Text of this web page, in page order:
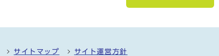
サイトマップ サイト運営方針